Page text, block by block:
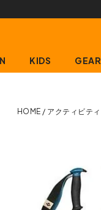
ります)
KIDS GEAR
HOME アクティビティ